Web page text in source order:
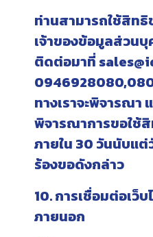
ท่านสามารถใช้สิทธิ
เจ้าของข้อมูลส่วน
ติดต่อมาที่
ทางเราจะพิจารณา
พิจารณาการขอใช้
ภายใน 30 วันนับแต่
ร้องขอดังกล่าว
10. การเชื่อมต่อเว็
ภายนอก